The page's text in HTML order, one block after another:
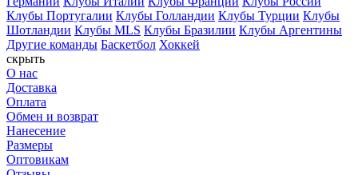
Клубы Португалии Клубы Голландии Клубы Турции Клубы
Шотландии Клубы MLS Клубы Бразилии Клубы Аргентины
Другие команды Баскетбол Хоккей
скрыть
О нас
Доставка
Оплата
Обмен и возврат
Нанесение
Размеры
Оптовикам